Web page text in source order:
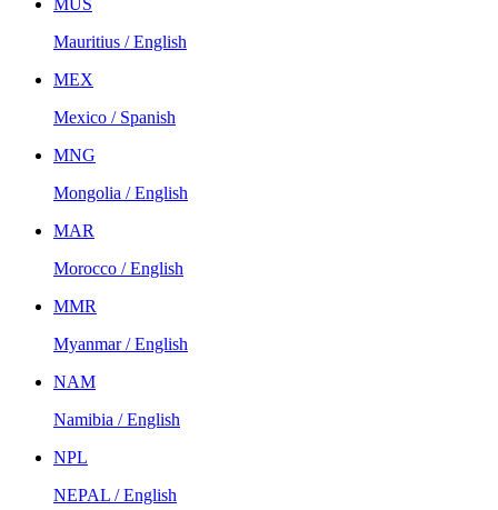
MUS
Mauritius / English
MEX
Mexico / Spanish
MNG
Mongolia / English
MAR
Morocco / English
MMR
Myanmar / English
NAM
Namibia / English
NPL
NEPAL / English